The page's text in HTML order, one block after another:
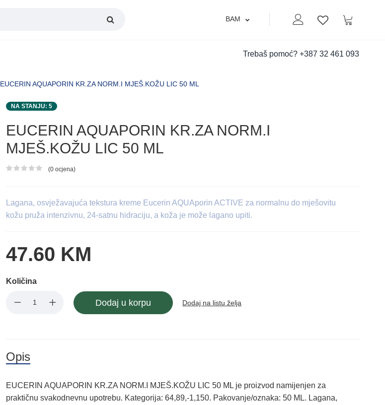
Moj nalogLista zelja
Korpa
BAM
Trebaš pomoć? +387 32 461 093
EUCERIN AQUAPORIN KR.ZA NORM.I MJEŠ.KOŽU LIC 50 ML
NA STANJU: 5
EUCERIN AQUAPORIN KR.ZA NORM.I
MJEŠ.KOŽU LIC 50 ML
Ocjena proizvoda
(0 ocjena)
Lagana, osvježavajuća tekstura kreme Eucerin AQUAporin ACTIVE za normalnu do mješovitu
kožu pruža intenzivnu, 24-satnu hidraciju, a koža je može lagano upiti.
47.60 KM
Količina
Dodaj u korpu Dodaj na listu želja
Opis
EUCERIN AQUAPORIN KR.ZA NORM.I MJEŠ.KOŽU LIC 50 ML je proizvod namijenjen za
praktičnu svakodnevnu upotrebu. Kategorija: 64,89,-1,150. Pakovanje/oznaka: 50 ML. Lagana,